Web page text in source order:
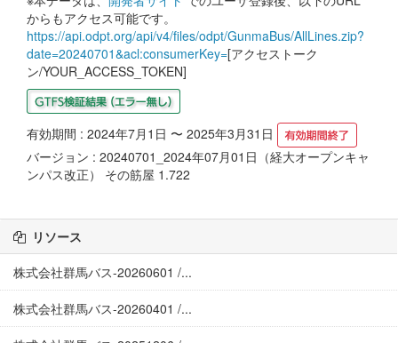
からもアクセス可能です。
https://api.odpt.org/api/v4/files/odpt/GunmaBus/AllLines.zip?
date=20240701&acl:consumerKey=[アクセストーク
ン/YOUR_ACCESS_TOKEN]
有効期間 : 2024年7月1日 〜 2025年3月31日
バージョン : 20240701_2024年07月01日（経大オープンキャ
ンパス改正） その筋屋 1.722
リソース
株式会社群馬バス-20260601 /...
株式会社群馬バス-20260401 /...